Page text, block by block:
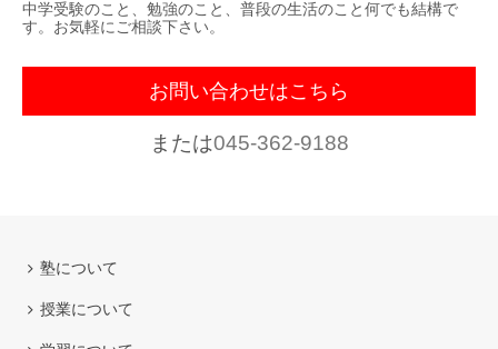
中学受験のこと、勉強のこと、普段の生活のこと何でも結構で
す。お気軽にご相談下さい。
お問い合わせはこちら
または045-362-9188
塾について
授業について